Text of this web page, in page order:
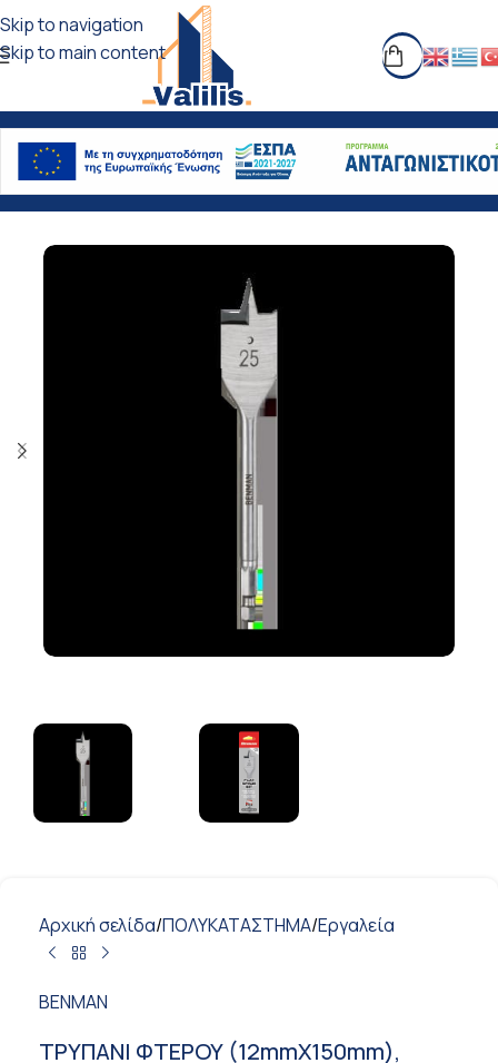
Skip to navigation
Skip to main content
Αρχική σελίδα/ΠΟΛΥΚΑΤΑΣΤΗΜΑ/Εργαλεία
BENMAN
ΤΡΥΠΑΝΙ ΦΤΕΡΟΥ (12mmΧ150mm),